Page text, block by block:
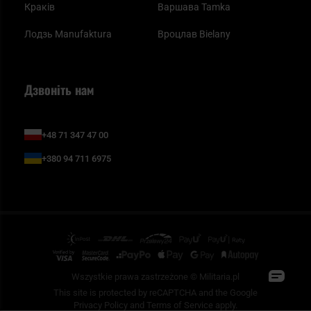
Краків
Лодзь Manufaktura
Варшава Tamka
Вроцлав Bielany
Дзвоніть нам
+48 71 347 47 00
+380 94 711 6975
Wszystkie prawa zastrzeżone © Militaria.pl
This site is protected by reCAPTCHA and the Google
Privacy Policy and Terms of Service apply.